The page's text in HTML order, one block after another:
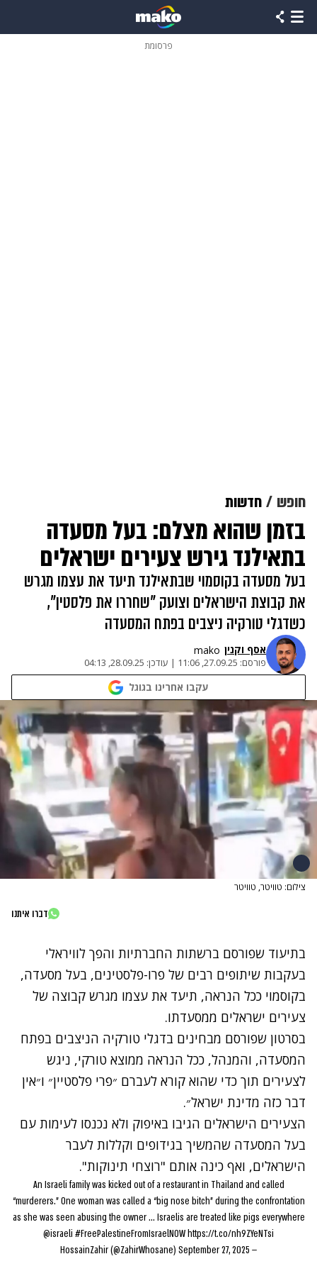
פרסומת
חופש חדשות
בזמן שהוא מצלם: בעל מסעדה
בתאילנד גירש צעירים ישראלים
בעל מסעדה בקוסמוי שבתאילנד תיעד את עצמו מגרש
את קבוצת הישראלים וצועק "שחררו את פלסטין",
כשדגלי טורקיה ניצבים בפתח המסעדה
אסף וקנין mako
פורסם: 27.09.25, 11:06
| עודכן: 28.09.25, 04:13
עקבו אחרינו בגוגל
צילום: טוויטר, טוויטר
דברו איתנו
בתיעוד שפורסם ברשתות החברתיות והפך לוויראלי
בעקבות שיתופים רבים של פרו-פלסטינים, בעל מסעדה,
בקוסמוי ככל הנראה, תיעד את עצמו מגרש קבוצה של
צעירים ישראלים ממסעדתו.
בסרטון שפורסם מבחינים בדגלי טורקיה הניצבים בפתח
המסעדה, והמנהל, ככל הנראה ממוצא טורקי, ניגש
לצעירים תוך כדי שהוא קורא לעברם ״פרי פלסטיין״ ו״אין
דבר כזה מדינת ישראל״.
הצעירים הישראלים הגיבו באיפוק ולא נכנסו לעימות עם
בעל המסעדה שהמשיך בגידופים וקללות לעבר
הישראלים, ואף כינה אותם "רוצחי תינוקות".
An Israeli family was kicked out of a restaurant in Thailand and called
“murderers.” One woman was called a “big nose bitch” during the confrontation
as she was seen abusing the owner … Israelis are treated like pigs everywhere
@israeli #FreePalestineFromIsraelNOWhttps://t.co/nh9ZYeNTsi
— HossainZahir (@ZahirWhosane)
September 27, 2025